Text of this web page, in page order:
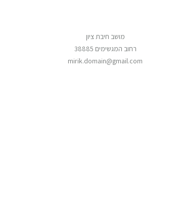
מושב חיבת ציון
רחוב המגשימים 38885
mirik.domain@gmail.com